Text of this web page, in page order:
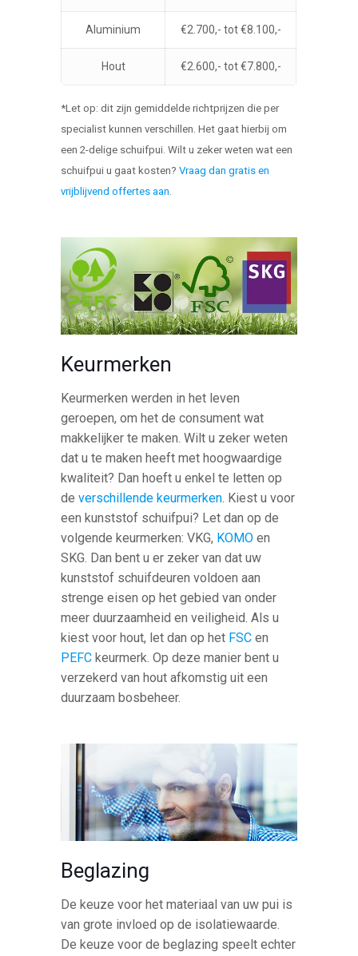
Aluminium €2.700,- tot €8.100,-
Hout €2.600,- tot €7.800,-
*Let op: dit zijn gemiddelde richtprijzen die per
specialist kunnen verschillen. Het gaat hierbij om
een 2-delige schuifpui. Wilt u zeker weten wat een
schuifpui u gaat kosten?Vraag dan gratis en
vrijblijvend offertes aan
Keurmerken
Keurmerken werden in het leven
geroepen, om het de consument wat
makkelijker te maken. Wilt u zeker weten
dat u te maken heeft met hoogwaardige
kwaliteit? Dan hoeft u enkel te letten op
deverschillende keurmerken. Kiest u voor
een kunststof schuifpui? Let dan op de
volgende keurmerken: VKG, KOMO en
SKG. Dan bent u er zeker van dat uw
kunststof schuifdeuren voldoen aan
strenge eisen op het gebied van onder
meer duurzaamheid en veiligheid. Als u
kiest voor hout, let dan op het FSC en
PEFC keurmerk. Op deze manier bent u
verzekerd van hout afkomstig uit een
duurzaam bosbeheer.
Beglazing
De keuze voor het materiaal van uw pui is
van grote invloed op de isolatiewaarde.
De keuze voor de beglazing speelt echter